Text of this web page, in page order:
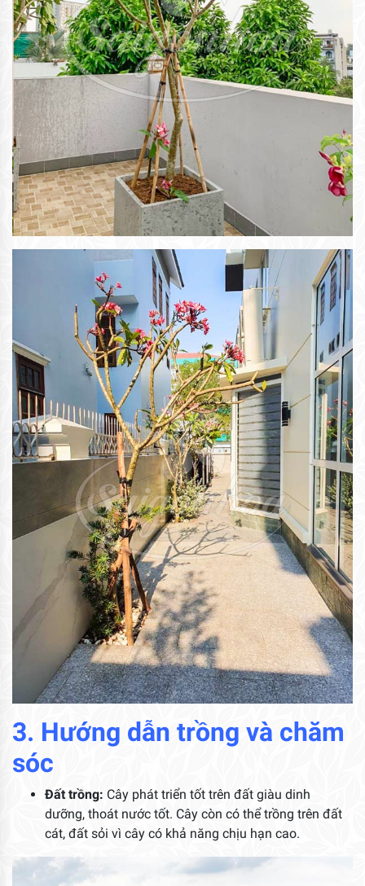
3. Hướng dẫn trồng và chăm
sóc
Đất trồng: Cây phát triển tốt trên đất giàu dinh
dưỡng, thoát nước tốt. Cây còn có thể trồng trên đất
cát, đất sỏi vì cây có khả năng chịu hạn cao.